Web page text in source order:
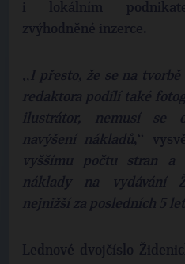
i lokálním
zvýhodněné inzerce.
‚‚ I přesto, že se na
redaktora podílí také
ilustrátor, nemusí se
navýšení nákladů,‘‘
vyššímu počtu stran a
náklady na vydávání
nejnižší za posledních 5 let
Lednové dvojčíslo